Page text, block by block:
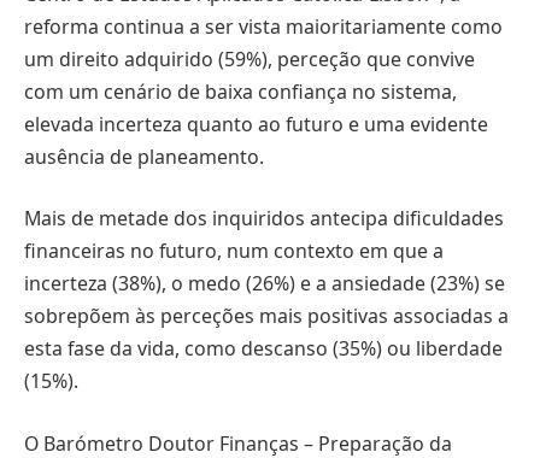
reforma continua a ser vista maioritariamente como
um direito adquirido (59%), perceção que convive
com um cenário de baixa confiança no sistema,
elevada incerteza quanto ao futuro e uma evidente
ausência de planeamento.
Mais de metade dos inquiridos antecipa dificuldades
financeiras no futuro, num contexto em que a
incerteza (38%), o medo (26%) e a ansiedade (23%) se
sobrepõem às perceções mais positivas associadas a
esta fase da vida, como descanso (35%) ou liberdade
(15%).
O Barómetro Doutor Finanças – Preparação da